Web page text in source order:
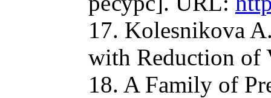
17. Kolesnikova
with Reduction of
18. A Family of